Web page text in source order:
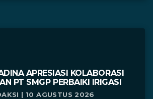
APRESIASI KOLABORASI
PT SMGP PERBAIKI IRIGASI
| 10 AGUSTUS 2026